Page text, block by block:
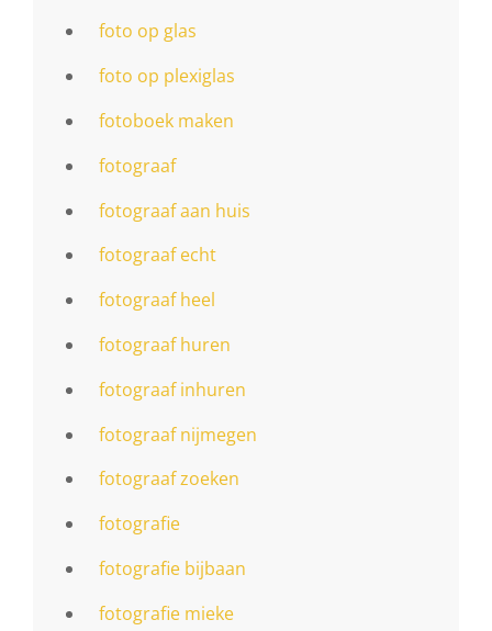
foto op glas
foto op plexiglas
fotoboek maken
fotograaf
fotograaf aan huis
fotograaf echt
fotograaf heel
fotograaf huren
fotograaf inhuren
fotograaf nijmegen
fotograaf zoeken
fotografie
fotografie bijbaan
fotografie mieke